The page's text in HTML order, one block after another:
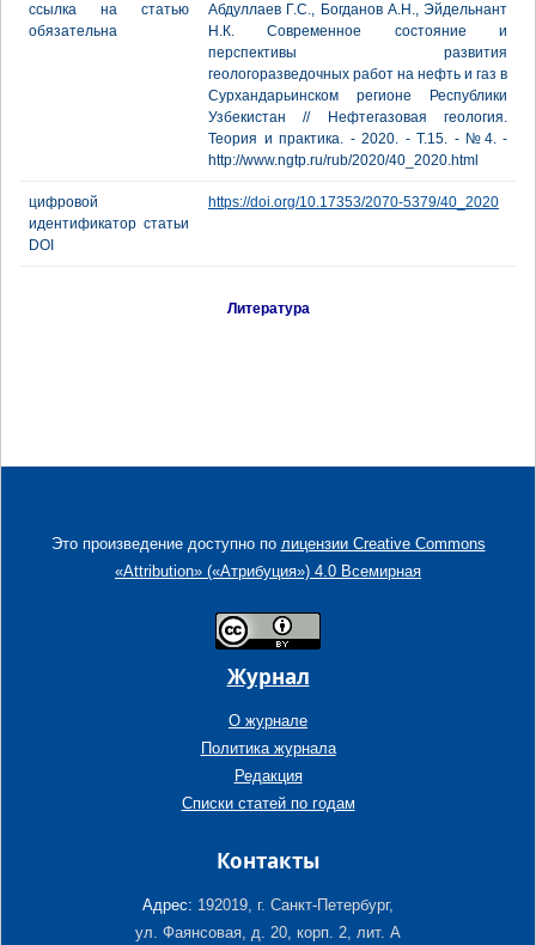
ссылка на статью
обязательна
Абдуллаев Г.С., Богданов А.Н., Эйдельнант
Н.К. Современное состояние и
перспективы развития
геологоразведочных работ на нефть и газ в
Сурхандарьинском регионе Республики
Узбекистан // Нефтегазовая геология.
Теория и практика. - 2020. - Т.15. - №4. -
http://www.ngtp.ru/rub/2020/40_2020.html
цифровой
идентификатор статьи
DOI
https://doi.org/10.17353/2070-5379/40_2020
Литература
Это произведение доступно по лицензии Creative Commons
«Attribution» («Атрибуция») 4.0 Всемирная
Журнал
О журнале
Политика журнала
Редакция
Списки статей по годам
Контакты
Адрес: 192019, г. Санкт-Петербург,
ул. Фаянсовая, д. 20, корп. 2, лит. А